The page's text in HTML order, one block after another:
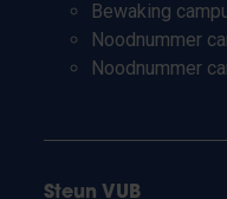
Bewaking
Noodnummer
Noodnummer
Steun VUB